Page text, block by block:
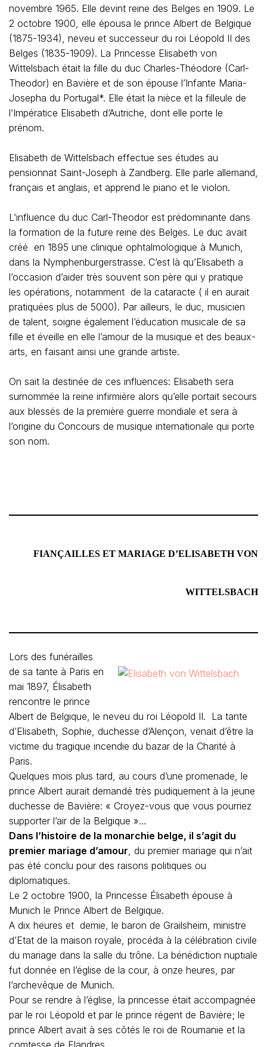
novembre 1965. Elle devint reine des Belges en 1909. Le
2 octobre 1900, elle épousa le prince Albert de Belgique
(1875-1934), neveu et successeur du roi Léopold II des
Belges (1835-1909). La Princesse Elisabeth von
Wittelsbach était la fille du duc Charles-Théodore (Carl-
Theodor) en Bavière et de son épouse l’Infante Maria-
Josepha du Portugal*. Elle était la nièce et la filleule de
l’Impératice Elisabeth d’Autriche, dont elle porte le
prénom.
Elisabeth de Wittelsbach effectue ses études au
pensionnat Saint-Joseph à Zandberg. Elle parle allemand,
français et anglais, et apprend le piano et le violon.
L’influence du duc Carl-Theodor est prédominante dans
la formation de la future reine des Belges. Le duc avait
créé en 1895 une clinique ophtalmologique à Munich,
dans la Nymphenburgerstrasse. C’est là qu’Elisabeth a
l’occasion d’aider très souvent son père qui y pratique
les opérations, notamment de la cataracte ( il en aurait
pratiquées plus de 5000). Par ailleurs, le duc, musicien
de talent, soigne également l’éducation musicale de sa
fille et éveille en elle l’amour de la musique et des beaux-
arts, en faisant ainsi une grande artiste.
On sait la destinée de ces influences: Elisabeth sera
surnommée la reine infirmière alors qu’elle portait secours
aux blessés de la première guerre mondiale et sera à
l’origine du Concours de musique internationale qui porte
son nom.
FIANÇAILLES ET MARIAGE D’ELISABETH VON
WITTELSBACH
Lors des funérailles
de sa tante à Paris en
mai 1897, Élisabeth
rencontre le prince
Albert de Belgique, le neveu du roi Léopold II. La tante
d’Elisabeth, Sophie, duchesse d’Alençon, venait d’être la
victime du tragique incendie du bazar de la Charité à
Paris.
Quelques mois plus tard, au cours d’une promenade, le
prince Albert aurait demandé très pudiquement à la jeune
duchesse de Bavière: « Croyez-vous que vous pourriez
supporter l’air de la Belgique »…
Dans l’histoire de la monarchie belge, il s’agit du
premier mariage d’amour, du premier mariage qui n’ait
pas été conclu pour des raisons politiques ou
diplomatiques.
Le 2 octobre 1900, la Princesse Élisabeth épouse à
Munich le Prince Albert de Belgique.
A dix heures et demie, le baron de Grailsheim, ministre
d’Etat de la maison royale, procéda à la célébration civile
du mariage dans la salle du trône. La bénédiction nuptiale
fut donnée en l’église de la cour, à onze heures, par
l’archevêque de Munich.
Pour se rendre à l’église, la princesse était accompagnée
par le roi Léopold et par le prince régent de Bavière; le
prince Albert avait à ses côtés le roi de Roumanie et la
comtesse de Flandres.